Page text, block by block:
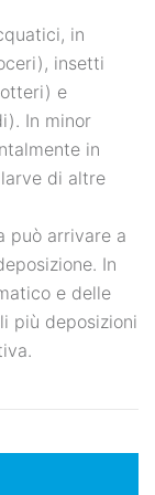
in
insetti
e
In minor
in
di altre
può arrivare a
In
e delle
più deposizioni